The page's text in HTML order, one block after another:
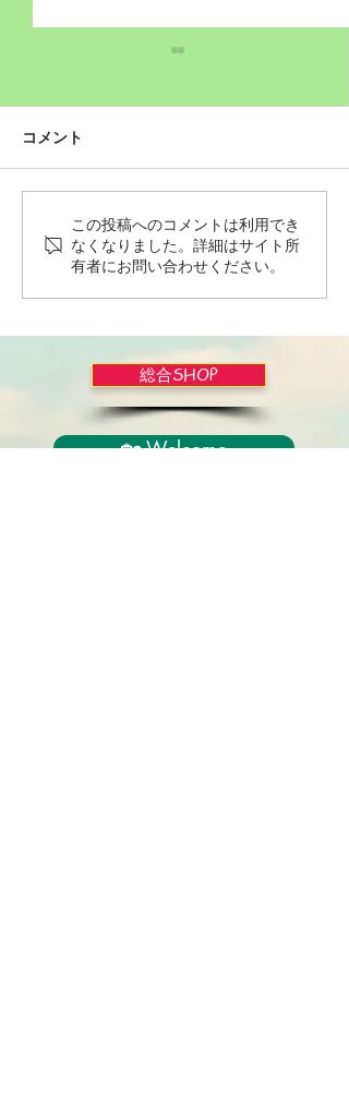
Wordだけで作っちゃおう
～★みことば職人るちゃ
ん('◇')ゞ
コメント
この投稿へのコメントは利用でき
なくなりました。詳細はサイト所
有者にお問い合わせください。
総合SHOP
🏡 Welcome